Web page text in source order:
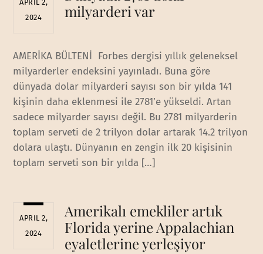
APRIL 2,
2024
milyarderi var
AMERİKA BÜLTENİ Forbes dergisi yıllık geleneksel
milyarderler endeksini yayınladı. Buna göre
dünyada dolar milyarderi sayısı son bir yılda 141
kişinin daha eklenmesi ile 2781’e yükseldi. Artan
sadece milyarder sayısı değil. Bu 2781 milyarderin
toplam serveti de 2 trilyon dolar artarak 14.2 trilyon
dolara ulaştı. Dünyanın en zengin ilk 20 kişisinin
toplam serveti son bir yılda […]
APRIL 2,
2024
Amerikalı emekliler artık
Florida yerine Appalachian
eyaletlerine yerleşiyor